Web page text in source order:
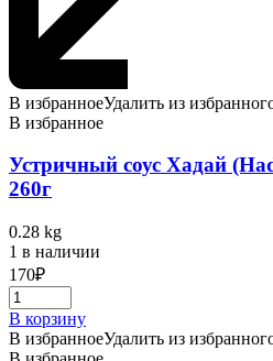
В избранноеУдалить из
В избранное
Устричный соус Хадай
260г
0.28 kg
1 в наличии
170₽
В корзину
В избранноеУдалить из